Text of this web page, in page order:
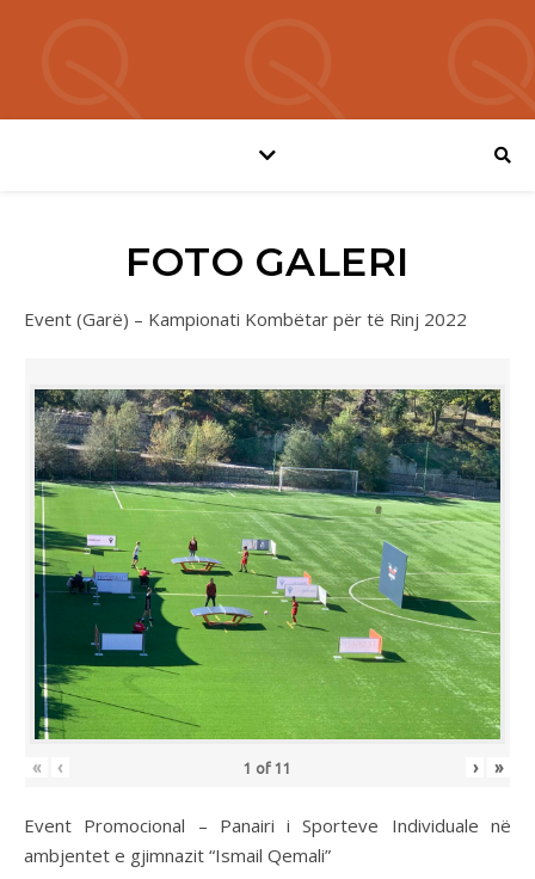
FOTO GALERI
Event (Garë) – Kampionati Kombëtar për të Rinj 2022
« ‹ 1 of 11 › »
Event Promocional – Panairi i Sporteve Individuale në
ambjentet e gjimnazit “Ismail Qemali”